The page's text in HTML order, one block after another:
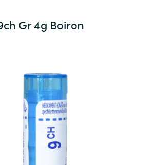
Gr 4g Boiron